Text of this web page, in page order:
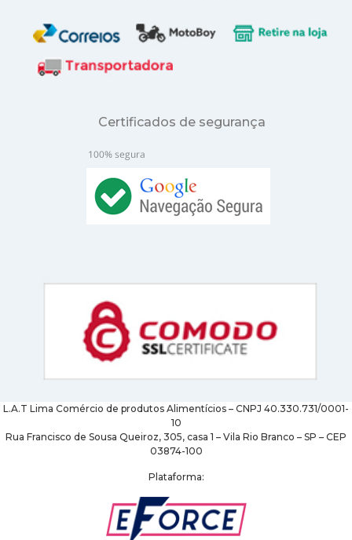
Certificados de segurança
L.A.T Lima Comércio de produtos Alimentícios – CNPJ 40.330.731/0001-
10
Rua Francisco de Sousa Queiroz, 305, casa 1 – Vila Rio Branco – SP – CEP
03874-100
Plataforma: